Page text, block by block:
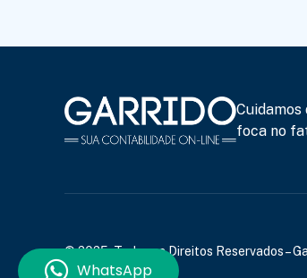
Cuidamos
foca no
© 2025, Todos os Direitos Reservados –
WhatsApp